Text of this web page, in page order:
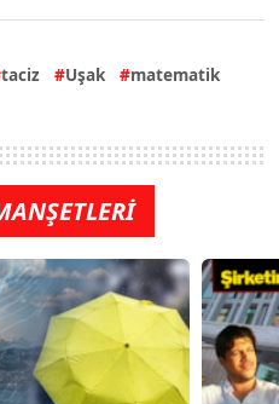
taciz Uşak
matematik